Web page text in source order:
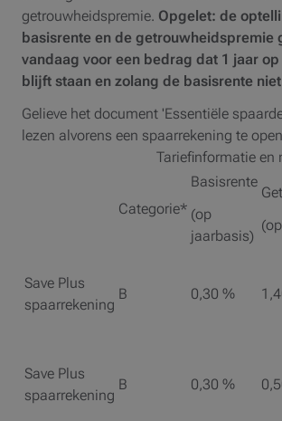
getrouwheidspremie. Opgelet: de
basisrente en de getrouwheidspremie
vandaag voor een bedrag dat 1 jaar
blijft staan en zolang de basisrente
Gelieve het document 'Essentiële
lezen alvorens een spaarrekening te
Tariefinformatie en
Categorie*
Basisrente
(op
jaarbasis)
Save Plus
spaarrekening
B 0,30 %
Save Plus
spaarrekening
B 0,30 %